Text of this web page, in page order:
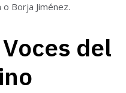
Borja Jiménez.
del